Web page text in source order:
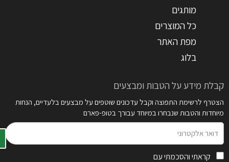
מותגים
כל המוצרים
מפת האתר
בלוג
קבלת מידע על הטבות ומבצעים
הצטרף לרשימת התפוצה וקבל עדכונים שוטפים על מבצעים בלעדיים, הנחות
מיוחדות והטבות שנבחרו במיוחד עבורך בטופ-פארם
אלקטרוני
קראתי והסכמתי עם